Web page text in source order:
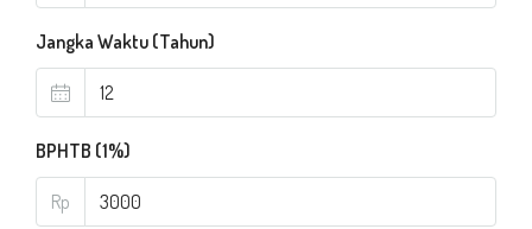
Jangka Waktu (Tahun)
BPHTB (1%)
Rp